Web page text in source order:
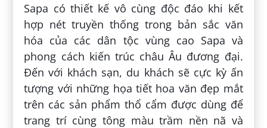
Sapa có thiết kế vô cùng độc đáo khi kết
hợp nét truyền thống trong bản sắc văn
hóa của các dân tộc vùng cao Sapa và
phong cách kiến trúc châu Âu đương đại.
Đến với khách sạn, du khách sẽ cực kỳ ấn
tượng với những họa tiết hoa văn đẹp mắt
trên các sản phẩm thổ cẩm được dùng để
trang trí cùng tông màu trầm nền nã và